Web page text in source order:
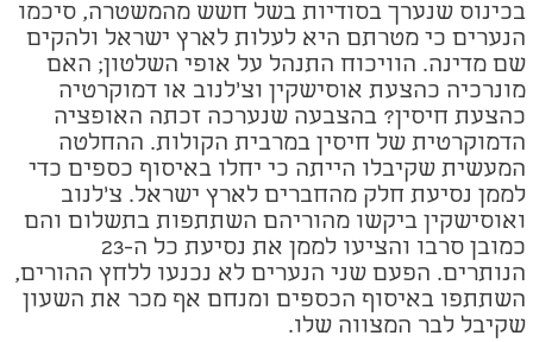
בכינוס שנערך בסודיות בשל חשש מהמשטרה, סיכמו
הנערים כי מטרתם היא לעלות לארץ ישראל ולהקים
שם מדינה. הוויכוח התנהל על אופי השלטון; האם
מונרכיה כהצעת אוסישקין וצ'לנוב או דמוקרטיה
כהצעת חיסין? בהצבעה שנערכה זכתה האופציה
הדמוקרטית של חיסין במרבית הקולות. ההחלטה
המעשית שקיבלו הייתה כי יחלו באיסוף כספים כדי
לממן נסיעת חלק מהחברים לארץ ישראל. צ'לנוב
ואוסישקין ביקשו מהוריהם השתתפות בתשלום והם
כמובן סרבו והציעו לממן את נסיעת כל ה-23
הנותרים. הפעם שני הנערים לא נכנעו ללחץ ההורים,
השתתפו באיסוף הכספים ומנחם אף מכר את השעון
שקיבל לבר המצווה שלו.